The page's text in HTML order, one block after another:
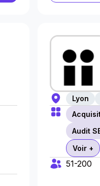
Lyon
Audit
Voir +
51-200